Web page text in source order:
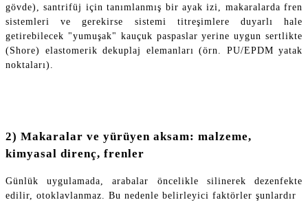
gövde), santrifüj için tanımlanmış bir ayak izi, makaralarda fren
sistemleri ve gerekirse sistemi titreşimlere duyarlı hale
getirebilecek "yumuşak" kauçuk paspaslar yerine uygun sertlikte
(Shore) elastomerik dekuplaj elemanları (örn. PU/EPDM yatak
noktaları).
2) Makaralar ve yürüyen aksam: malzeme,
kimyasal direnç, frenler
Günlük uygulamada, arabalar öncelikle silinerek dezenfekte
edilir, otoklavlanmaz. Bu nedenle belirleyici faktörler şunlardır